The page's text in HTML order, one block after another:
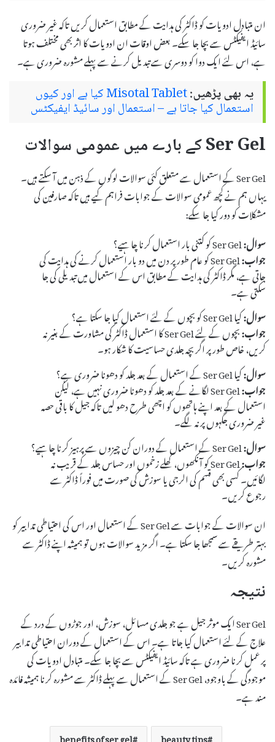
ان متبادل ادویات کو ڈاکٹر کی ہدایت کے مطابق استعمال کریں تاکہ غیر ضروری
سائیڈ ایفیکٹس سے بچا جا سکے۔ بعض اوقات ان ادویات کا اثر بھی مختلف ہوتا
ہے، اس لئے ایک دوا کو دوسری سے تبدیل کرنے سے پہلے مشورہ ضروری ہے۔
یہ بھی پڑھیں: Misotal Tablet کیا ہے اور کیوں
استعمال کیا جاتا ہے – استعمال اور سائیڈ ایفیکٹس
Ser Gel کے بارے میں عمومی سوالات
Ser Gel کے استعمال سے متعلق کئی سوالات لوگوں کے ذہن میں آ سکتے ہیں۔
یہاں ہم نے کچھ عمومی سوالات کے جوابات فراہم کیے ہیں تاکہ صارفین کی
مشکلات کو دور کیا جا سکے:
سوال:
جواب: Ser Gel کو عام طور پر دن میں دو بار استعمال کرنے کی ہدایت کی
جاتی ہے، مگر ڈاکٹر کی ہدایت کے مطابق اس کے استعمال میں تبدیلی کی جا
سکتی ہے۔
سوال:کیا Ser Gel کو بچوں کے لئے استعمال کیا جا سکتا ہے؟
جواب: بچوں کے لئے Ser Gel کا استعمال ڈاکٹر کی مشاورت کے بغیر نہ
کریں، خاص طور پر اگر بچہ جلدی حساسیت کا شکار ہو۔
سوال:کیا Ser Gel کے استعمال کے بعد جلد کو دھونا ضروری ہے؟
جواب: Ser Gel لگانے کے بعد جلد کو دھونا ضروری نہیں ہے، لیکن
استعمال کے بعد اپنے ہاتھوں کو اچھی طرح دھو لیں تاکہ جیل کا باقی حصہ
غیر ضروری جگہوں پر نہ لگے۔
سوال:
جواب: Ser Gel کو آنکھوں، کھلے زخموں اور حساس جلد کے قریب نہ
لگائیں۔ کسی بھی قسم کی الرجی یا سوزش کی صورت میں فوراً ڈاکٹر سے
رجوع کریں۔
ان سوالات کے جوابات سے Ser Gel کے استعمال اور اس کی احتیاطی تدابیر کو
بہتر طریقے سے سمجھا جا سکتا ہے۔ اگر مزید سوالات ہوں تو ہمیشہ اپنے ڈاکٹر سے
مشورہ کریں۔
نتیجہ
Ser Gel ایک موثر جیل ہے جو جلدی مسائل، سوزش، اور جوڑوں کے درد کے
علاج کے لئے استعمال کیا جاتا ہے۔ اس کے استعمال کے دوران احتیاطی تدابیر
پر عمل کرنا ضروری ہے تاکہ سائیڈ ایفیکٹس سے بچا جا سکے۔ متبادل ادویات کی
موجودگی کے باوجود، Ser Gel کے استعمال سے پہلے ڈاکٹر سے مشورہ کرنا ہمیشہ فائدہ
مند ہے۔
beauty tips
benefits of ser gel